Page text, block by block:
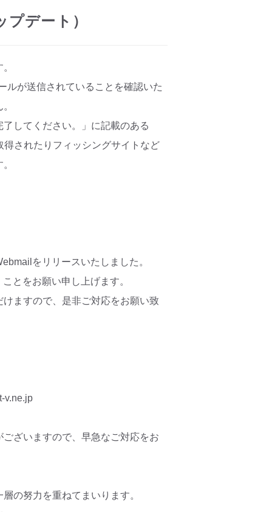
デート）
ルが送信されていることを確認いた
してください。」に記載のある
されたりフィッシングサイトなど
をリリースいたしました。
とをお願い申し上げます。
ますので、是非ご対応をお願い致
v.ne.jp
ざいますので、早急なご対応をお
の努力を重ねてまいります。